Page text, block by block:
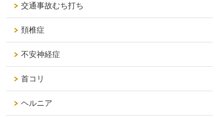
交通事故むち打ち
頚椎症
不安神経症
首コリ
ヘルニア